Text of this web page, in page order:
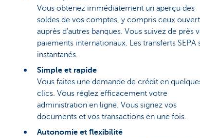
Vous obtenez immédiatement un aperçu des
soldes de vos comptes, y compris ceux
auprès d'autres banques. Vous suivez de près
paiements internationaux. Les transferts SEPA
instantanés.
Simple et rapide
Vous faites une demande de crédit en
clics. Vous réglez efficacement votre
administration en ligne. Vous signez vos
documents et vos transactions en une fois.
Autonomie et flexibilité